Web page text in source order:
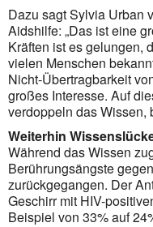
Dazu sagt Sylvia Urban
Aidshilfe: „Das ist eine
Kräften ist es gelungen,
vielen Menschen
Nicht-Übertragbarkeit
großes Interesse. Auf
verdoppeln das Wissen,
Weiterhin
Während das Wissen
Berührungsängste
zurückgegangen. Der
Geschirr mit HIV-
Beispiel von 33% auf